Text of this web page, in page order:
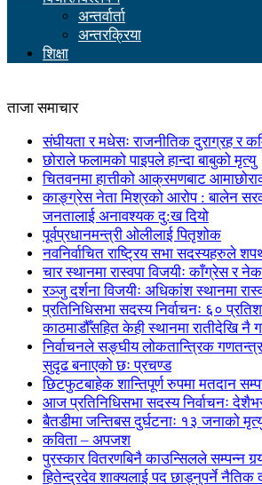
अन्तर्वार्ता
अन्तरक्रिया
शिक्षा
ताजा समाचार
संघीयता र मधेसः राजनीतिक दुराग्रह र
छोराले फलामको पाइपले हान्दा बाबुको मृत्यु
चितवनमा हात्तीको आक्रमणबाट
काङ्ग्रेस नेता मिश्रको आरोप : बालेन
जनतालाई अनावश्यक दु:ख दियो
पूर्वप्रधानमन्त्री ओलीलाई पितृशोक
नवनिर्वाचित राष्ट्रिय सभा सदस्यहरुले
चार स्थानमा रास्वपा विजयीः काँग्रेस र
रञ्जु दर्शना विजयीः अधिकांश स्थानमा
प्रतिनिधिसभा सदस्य निर्वाचनः ६०
काठमाडौँसहित केही स्थानमा रातीदेखि नै
निर्वाचनले सङ्घीय लोकतान्त्रिक
सुदृढ बनाएको छः प्रचण्ड
छिटफुटबाहेक शान्तिपूर्ण रुपमा मतदान
आज प्रतिनिधिसभा सदस्य निर्वाचनः
बैतडीमा जन्तिबस दुर्घटनाः १३ जनाको
कविता – अपजश
पुरस्कार वितरणबिनै काउन्सिलले सम्पन्न
हितेन्द्रदेव शाक्यलाई पद छाड्नुपर्ने नैतिक